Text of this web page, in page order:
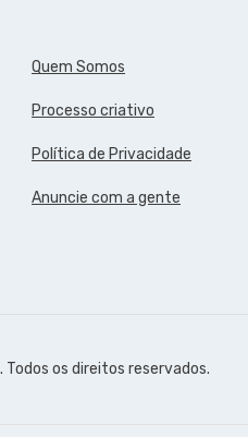
Quem Somos
Processo criativo
Política de Privacidade
Anuncie com a gente
os direitos reservados.